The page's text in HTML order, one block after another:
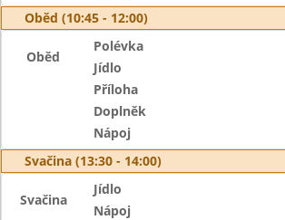
Oběd (10:45 - 12:00)
Oběd
Polévka
Jídlo
Příloha
Doplněk
Nápoj
Svačina (13:30 - 14:00)
Svačina
Jídlo
Nápoj